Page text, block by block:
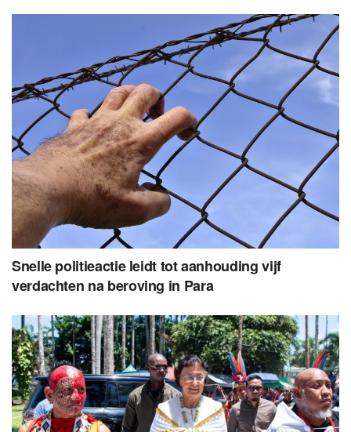
Snelle politieactie leidt tot aanhouding vijf
verdachten na beroving in Para